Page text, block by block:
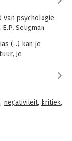
psychologie
Seligman
(...) kan je
je
dan een
geld
van kritiek en
, negativiteit, kritiek,